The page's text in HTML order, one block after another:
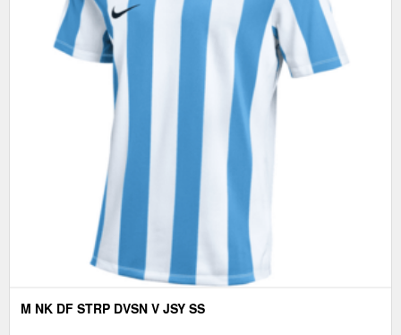
M NK DF STRP DVSN V JSY SS